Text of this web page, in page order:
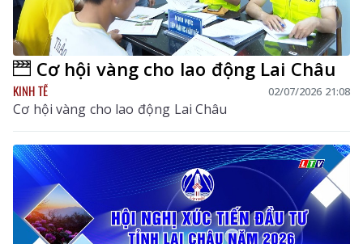
Cơ hội vàng cho lao động Lai Châu
KINH TẾ 02/07/2026 21:08
Cơ hội vàng cho lao động Lai Châu